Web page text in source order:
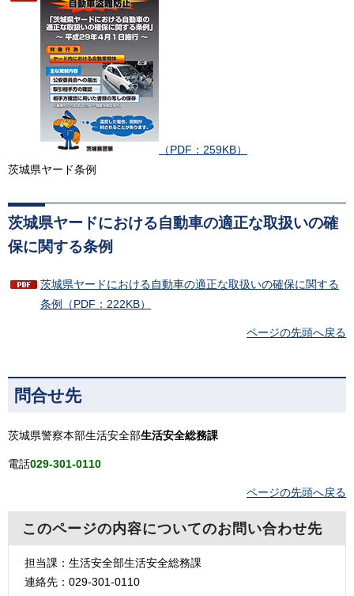
（PDF：259KB）
茨城県ヤード条例
茨城県ヤードにおける自動車の適正な取扱いの確
保に関する条例
茨城県ヤードにおける自動車の適正な取扱いの確保に関する
条例（PDF：222KB）
ページの先頭へ戻る
問合せ先
茨城県警察本部生活安全部生活安全総務課
電話029-301-0110
ページの先頭へ戻る
このページの内容についてのお問い合わせ先
担当課：生活安全部生活安全総務課
連絡先：029-301-0110